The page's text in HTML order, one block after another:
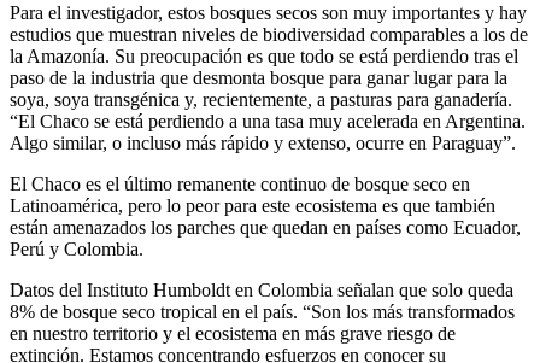
Para el investigador, estos bosques secos son muy importantes y hay
estudios que muestran niveles de biodiversidad comparables a los de
la Amazonía. Su preocupación es que todo se está perdiendo tras el
paso de la industria que desmonta bosque para ganar lugar para la
soya, soya transgénica y, recientemente, a pasturas para ganadería.
“El Chaco se está perdiendo a una tasa muy acelerada en Argentina.
Algo similar, o incluso más rápido y extenso, ocurre en Paraguay”.
El Chaco es el último remanente continuo de bosque seco en
Latinoamérica, pero lo peor para este ecosistema es que también
están amenazados los parches que quedan en países como Ecuador,
Perú y Colombia.
Datos del Instituto Humboldt en Colombia señalan que solo queda
8% de bosque seco tropical en el país. “Son los más transformados
en nuestro territorio y el ecosistema en más grave riesgo de
extinción. Estamos concentrando esfuerzos en conocer su